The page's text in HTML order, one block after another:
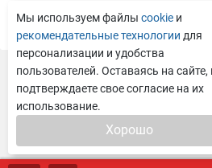
Контакты
Полная версия сайта
LPlike.com — это современныйинтернет-
с доставкой по всей России и СНГ. У нас
виниловые пластинки
Depeche Mode,
Zeppelin, Deep Purple и многие другие.
Мы используем файлы cookie и
рекомендательные технологии для
персонализации и удобства
пользователей. Оставаясь на сайте,
подтверждаете свое согласие на их
использование.
Хорошо